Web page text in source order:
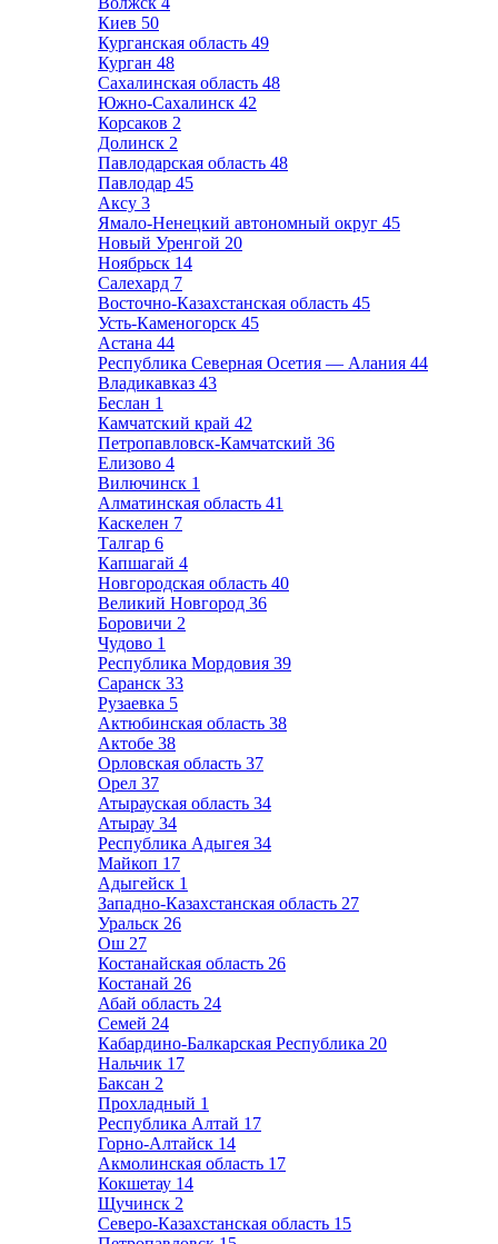
Киев 50
Курганская область 49
Курган 48
Сахалинская область 48
Южно-Сахалинск 42
Корсаков 2
Долинск 2
Павлодарская область 48
Павлодар 45
Аксу 3
Ямало-Ненецкий автономный округ 45
Новый Уренгой 20
Ноябрьск 14
Салехард 7
Восточно-Казахстанская область 45
Усть-Каменогорск 45
Астана 44
Республика Северная Осетия — Алания 44
Владикавказ 43
Беслан 1
Камчатский край 42
Петропавловск-Камчатский 36
Елизово 4
Вилючинск 1
Алматинская область 41
Каскелен 7
Талгар 6
Капшагай 4
Новгородская область 40
Великий Новгород 36
Боровичи 2
Чудово 1
Республика Мордовия 39
Саранск 33
Рузаевка 5
Актюбинская область 38
Актобе 38
Орловская область 37
Орел 37
Атырауская область 34
Атырау 34
Республика Адыгея 34
Майкоп 17
Адыгейск 1
Западно-Казахстанская область 27
Уральск 26
Ош 27
Костанайская область 26
Костанай 26
Абай область 24
Семей 24
Кабардино-Балкарская Республика 20
Нальчик 17
Баксан 2
Прохладный 1
Республика Алтай 17
Горно-Алтайск 14
Акмолинская область 17
Кокшетау 14
Щучинск 2
Северо-Казахстанская область 15